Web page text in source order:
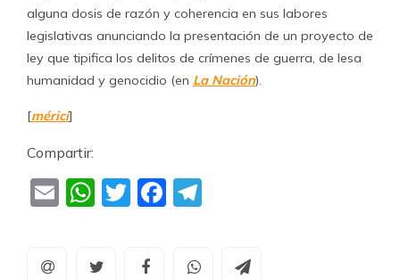
alguna dosis de razón y coherencia en sus labores
legislativas anunciando la presentación de un proyecto de
ley que tipifica los delitos de crímenes de guerra, de lesa
humanidad y genocidio (en La Nación).
[mérici]
Compartir:
EmailWhatsApp
TwitterFacebook